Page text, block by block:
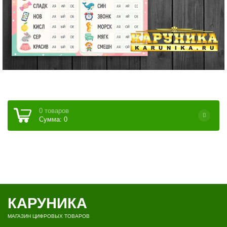
0 товаров
Сумма: 0
КАРУНИКА
МАГАЗИН ЦИФРОВЫХ ТОВАРОВ